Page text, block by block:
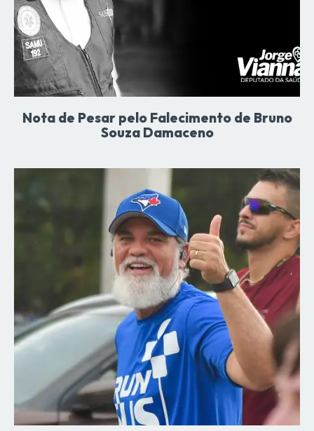
Nota de Pesar pelo Falecimento de Bruno
Souza Damaceno